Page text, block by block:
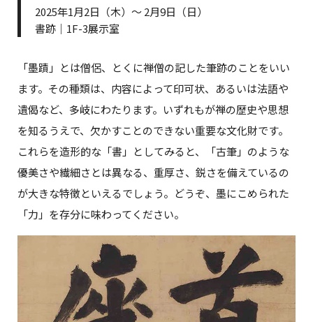
2025年1月2日（木）～ 2月9日（日）
書跡｜1F-3展示室
「墨蹟」とは僧侶、とくに禅僧の記した筆跡のことをいい
ます。その種類は、内容によって印可状、あるいは法語や
遺偈など、多岐にわたります。いずれもが禅の歴史や思想
を知るうえで、欠かすことのできない重要な文化財です。
これらを造形的な「書」としてみると、「古筆」のような
優美さや繊細さとは異なる、重厚さ、鋭さを備えているの
が大きな特徴といえるでしょう。どうぞ、墨にこめられた
「力」を存分に味わってください。